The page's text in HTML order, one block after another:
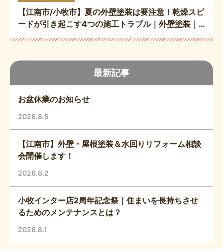
最新記事
お盆休業のお知らせ
2026.8.5
【江南市】外壁・屋根塗装＆水回りリフォーム相談
会開催します！
2026.8.2
小牧インター店2周年記念祭｜住まいを長持ちさせ
るためのメンテナンスとは？
2026.8.1
【江南市/小牧市】夏の外壁塗装は要注意！乾燥スピ
ードが引き起こす4つの施工トラブル｜外壁塗装｜